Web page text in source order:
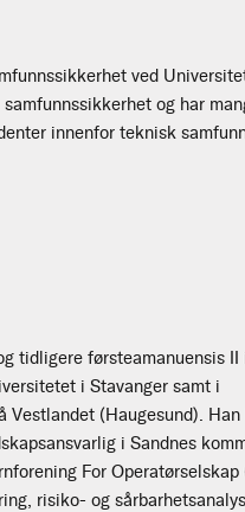
ved
og har
innenfor teknisk
tidligere førsteamanuensis
i Stavanger samt i
Vestlandet (Haugesund).
i Sandnes
For Operatørselskap
risiko- og